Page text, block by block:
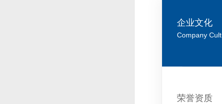
企业文化
Company
荣誉资质